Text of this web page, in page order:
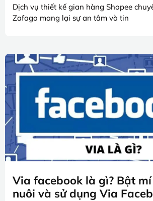
Dịch vụ thiết kế gian hàng Shopee
Zafago mang lại sự an tâm và tin
Via facebook là gì? Bật
nuôi và sử dụng Via